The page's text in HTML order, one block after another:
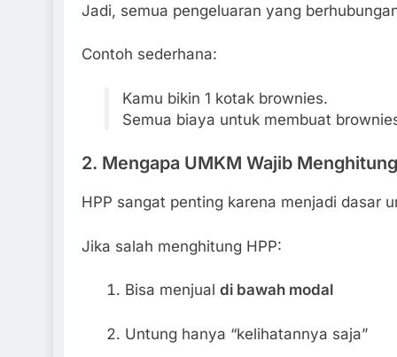
Jadi, semua pengeluaran yang
Contoh sederhana:
Kamu bikin 1 kotak brownies.
Semua biaya untuk membuat
2. Mengapa UMKM Wajib
HPP sangat penting karena menjadi dasar
Jika salah menghitung HPP:
Bisa menjual di bawah modal
Untung hanya “kelihatannya saja”